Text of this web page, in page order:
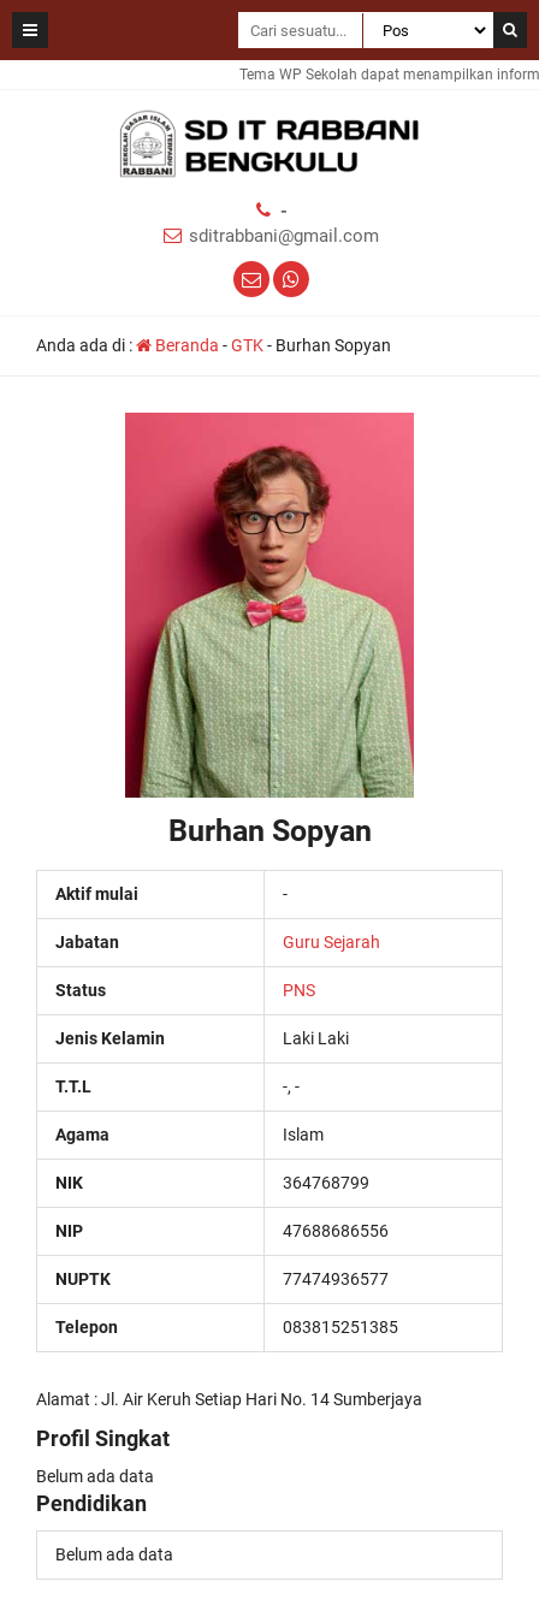
Tema WP Sekolah dapat menampilkan
-
sditrabbani@gmail.com
Anda ada di : Beranda -GTK- Burhan Sopyan
Burhan Sopyan
Aktif mulai -
Jabatan Guru Sejarah
Status PNS
Jenis Kelamin Laki Laki
T.T.L -, -
Agama Islam
NIK 364768799
NIP 47688686556
NUPTK 77474936577
Telepon 083815251385
Alamat : Jl. Air Keruh Setiap Hari No. 14 Sumberjaya
Profil Singkat
Belum ada data
Pendidikan
Belum ada data